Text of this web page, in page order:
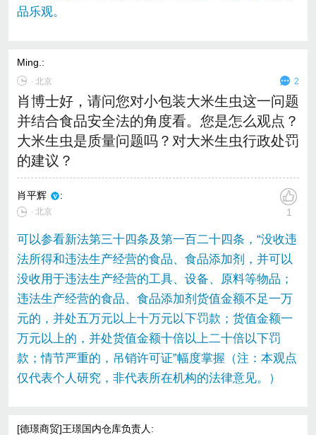
品乐观。
Ming.:
∙ 北京 2
肖博士好，请问您对小包装大米生虫这一问题
并结合食品安全法的角度看。您是怎么观点？
大米生虫是质量问题吗？对大米生虫行政处罚
的建议？
肖平辉 :
∙ 北京 1
可以参看新法第三十四条及第一百二十四条，“没收违
法所得和违法生产经营的食品、食品添加剂，并可以
没收用于违法生产经营的工具、设备、原料等物品；
违法生产经营的食品、食品添加剂货值金额不足一万
元的，并处五万元以上十万元以下罚款；货值金额一
万元以上的，并处货值金额十倍以上二十倍以下罚
款；情节严重的，吊销许可证”幅度掌握（注：本观点
仅代表个人研究，非代表所在机构的法律意见。）
[德璟商贸]王璟国内仓库负责人 :